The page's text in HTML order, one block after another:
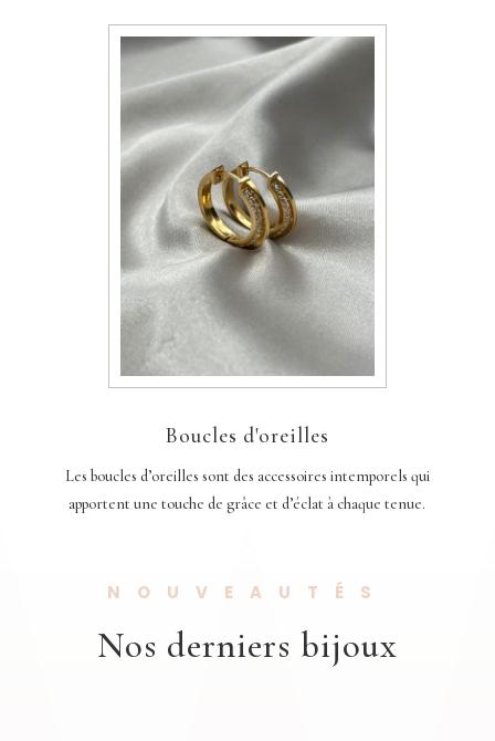
Boucles d'oreilles
Les boucles d’oreilles sont des accessoires intemporels qui
apportent une touche de grâce et d’éclat à chaque tenue.
NOUVEAUTÉS
Nos derniers bijoux